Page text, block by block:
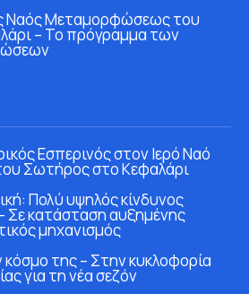
Ναός Μεταμορφώσεως του
– Το πρόγραμμα των
Εσπερινός στον Ιερό Ναό
Σωτήρος στο Κεφαλάρι
Πολύ υψηλός κίνδυνος
Σε κατάσταση αυξημένης
μηχανισμός
κόσμο της – Στην κυκλοφορία
για τη νέα σεζόν